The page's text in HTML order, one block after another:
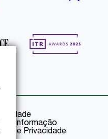
da Informação
e Privacidade